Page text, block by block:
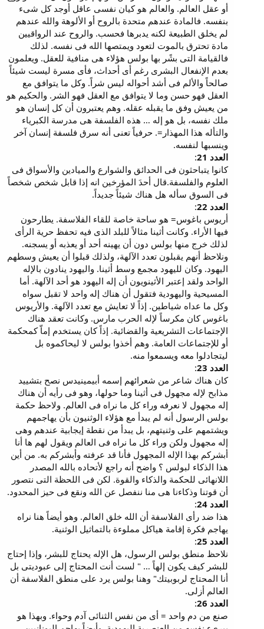
أو عقل العالم. والعالم هو كيان نفسى عاقل أوجد كل شىء
بنفسه. فالمادة عندهم متحدة بالروح أو الألوهة والله عندهم
لم يخلق الطبيعة لكنه يدبرها فحسب. والروح عند الرواقيين
مادة تحترق بالموت لتعود ويمتصها الله فى نفسه. لذلك
فالقيامة التى بشًر بها بولس هؤلاء هى منافية للعقل. ويعلمون
بعدم الإنفعال البشرى رغم أى أحداث، فأى مسرة ليست شيئاً
صالحاً والألم فى أشد أحواله ليس شراً. وكل ما يتوافق مع
العقل فهو حسن وما لا يتوافق مع العقل فهو الشر. والحكيم هو
من يعيش وفق ما يقبله عقله. وهم يعتبرون أن كل إنسان هو
ملك نفسه، بل هو إله … هذه الفلسفة هى مدرسة الكبرياء
والتأله هذا المهذار=. حرفياً تعنى أنه سرق فلسفة إنسان آخر
وينسبها لنفسه.
العدد 21
:
كانوا يتباحثون فى الحدائق والشوارع والميادين والأسواق فى
العلوم والفلسفة.قال أحدَ المؤرخين انه إذا قابل شخص شخصاً
فى السوق سأله هل هناك شيئاً جديداً.
العدد 22
:
أريوس باغوس= هو ساحة خاصة للقاء الفلاسفة. يطارحون
فيها الأراء. وكانت أثينا مثالاً للبلد الذى فيه تحفظ حرية الرأى
لذلك خرج منها بولس دون أن يهينه أحد أو يعذبه أو يسجنه.
ونلاحظ أنهم يقبلون تعدد الآلهة، ولذلك قبلوا أن يعيش وسطهم
اليهود. وكان لليهود مجمع وسط أثينا. واليهود ينادون بالإله
الواحد ولقد إعتبر الأثينويون أن إله اليهود هو أحد الآلهة. أما
المسيحية واليهودية فتقول أن هناك إله واحد لا تقبل سواه
وكل ما عداه شياطين. إذاً لا تعايش مع تعدد الآلهة. والأريوس
باغوس كان مكرساً لإله الحرب مارس. وكانت تعقد هناك
الإجتماعات التشريعية والقضائية. إذاً كان يستخدم إماّ كمحكمة
أو للإجتماعات العامة. وهم أخذوا بولس لا ليحاكموه بل
ليتجادلوا معه ويسمعوا منه.
العدد 23
:
كان هناك شاعر من شعرائهم إسمه أبيمينيدس نصح بتشييد
مذابح لإله مجهول فى أثينا وما حولها، وهو فى رأيه أن هناك
إله مجهول لا نعرفه وراء كل ما نراه فى العالم. ولاحظ حكمة
بولس الرسول أنه لم يبدأ مع هؤلاء الوثنيون بأن يهاجمهم
ويشتمهم على وثنيتهم، بل يبدأ من نقطة إيجابية عندهم وهى
إله مجهول ولكن وراء كل ما نراه فى العالم ويقول لهم ها أنا
أبشركم بهذا الإله المجهول فأنا قد عرفته وأبشركم به. من أين
هذا الذكاء لبولس ؟ واضح أنه راجع لأتحاده بالله المصدر
اللانهائى للحكمة والذكاء والقوة. لكن فى اللحظة التى نتصور
أن قوتنا وذكاءنا هى منا ننفصل عن الله ونقع فى حيز المحدود.
العدد 24
:
هذا ضد رأى الفلاسفة أن الله خلق العالم. وهو أيضاً هنا نراه
يهاجم فكرة إقامة هياكل مملوءة بالتماثيل الوثنية.
العدد 25
:
نلاحظ منطق بولس الرسول، هل الإله يحتاج للبشر، وإذا إحتاج
للبشر كيف يكون إلهاً … " لست أنت المحتاج إلى عبوديتى بل
أنا المحتاج لربوبيتك" وهنا بولس يرد على منطق الفلاسفة أن
العالم أزلى.
العدد 26
:
صنع من دم واحد = أى من نفس الثنائى آدم وحواء. وبهذا هو